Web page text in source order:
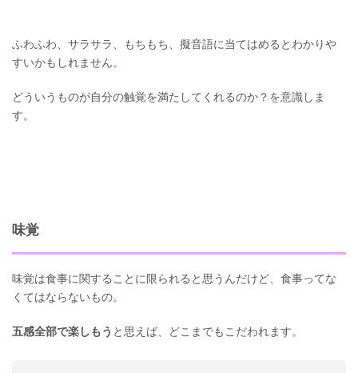
ふわふわ、サラサラ、もちもち、擬音語に当てはめるとわかりや
すいかもしれません。
どういうものが自分の触覚を満たしてくれるのか？を意識しま
す。
味覚
味覚は食事に関することに限られると思うんだけど、食事ってな
くてはならないもの。
五感全部で楽しもう と思えば、どこまでもこだわれます。